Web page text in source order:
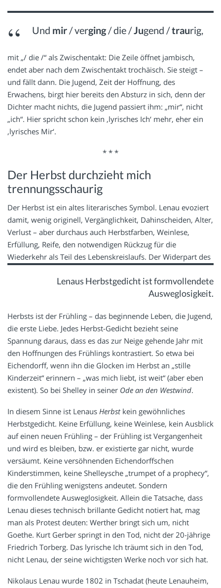
Und mir / verging / die /Jugend /traurig,
mit „/ die /“ als Zwischentakt: Die Zeile öffnet jambisch,
endet aber nach dem Zwischentakt trochäisch. Sie steigt –
und fällt dann. Die Jugend, Zeit der Hoffnung, des
Erwachens, birgt hier bereits den Absturz in sich, denn der
Dichter macht nichts, die Jugend passiert ihm: „mir“, nicht
„ich“. Hier spricht schon kein ‚lyrisches Ich‘ mehr, eher ein
‚lyrisches Mir‘.
* * *
Der Herbst durchzieht mich
trennungsschaurig
Der Herbst ist ein altes literarisches Symbol. Lenau evoziert
damit, wenig originell, Vergänglichkeit, Dahinscheiden, Alter,
Verlust – aber durchaus auch Herbstfarben, Weinlese,
Erfüllung, Reife, den notwendigen Rückzug für die
Wiederkehr als Teil des Lebenskreislaufs.
Lenaus Herbstgedicht ist formvollendete
Ausweglosigkeit.
Der Widerpart des
Herbsts ist der Frühling – das beginnende Leben, die Jugend,
die erste Liebe. Jedes Herbst-Gedicht bezieht seine
Spannung daraus, dass es das zur Neige gehende Jahr mit
den Hoffnungen des Frühlings kontrastiert. So etwa bei
Eichendorff, wenn ihn die Glocken im Herbst an „stille
Kinderzeit“ erinnern – „was mich liebt, ist weit“ (aber eben
existent). So bei Shelley in seiner Ode an den Westwind.
In diesem Sinne ist Lenaus Herbstkein gewöhnliches
Herbstgedicht. Keine Erfüllung, keine Weinlese, kein Ausblick
auf einen neuen Frühling – der Frühling ist Vergangenheit
und wird es bleiben, bzw. er existierte gar nicht, wurde
versäumt. Keine versöhnenden Eichendorffschen
Kinderstimmen, keine Shelleysche „trumpet of a prophecy“,
die den Frühling wenigstens andeutet. Sondern
formvollendete Ausweglosigkeit. Allein die Tatsache, dass
Lenau dieses technisch brillante Gedicht notiert hat, mag
man als Protest deuten: Werther bringt sich um, nicht
Goethe. Kurt Gerber springt in den Tod, nicht der 20-jährige
Friedrich Torberg. Das lyrische Ich träumt sich in den Tod,
nicht Lenau, der seine wichtigsten Werke noch vor sich hat.
Nikolaus Lenau wurde 1802 in Tschadat (heute Lenauheim,